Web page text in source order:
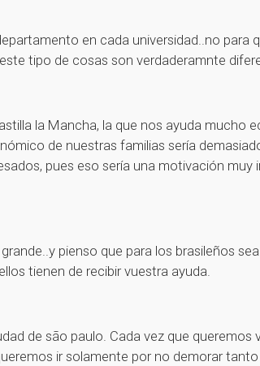
en cada universidad..no para
tipo de cosas son verdaderamnte
la Mancha, la que nos ayuda mucho
de nuestras familias sería
pues eso sería una motivación muy
pienso que para los brasileños
tienen de recibir vuestra ayuda.
de são paulo. Cada vez que
ir solamente por no demorar